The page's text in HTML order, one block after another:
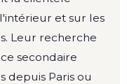
et sur les
Leur recherche
secondaire
depuis Paris ou